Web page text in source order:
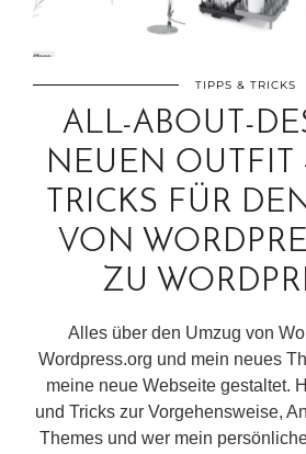
TIPPS & TRICKS
ALL-ABOUT-
NEUEN OUTFIT
TRICKS FÜR
VON
ZU
Alles über den Umzug von
Wordpress.org und mein neues
meine neue Webseite gestaltet.
und Tricks zur Vorgehensweise,
Themes und wer mein